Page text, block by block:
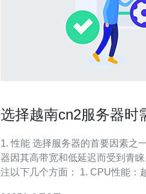
选择越南cn2服务器时
1. 性能 选择服务器的首要因素之一是性能。越南cn2服务
器因其高带宽和低延迟而受到青睐。 在选择时，您需
注以下几个方面： 1. CPU性能：越南市场上常见的CPU有